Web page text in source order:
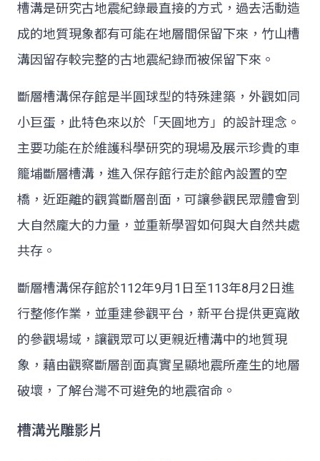
槽溝是研究古地震紀錄最直接的方式，過去活動造
成的地質現象都有可能在地層間保留下來，竹山槽
溝因留存較完整的古地震紀錄而被保留下來。
斷層槽溝保存館是半圓球型的特殊建築，外觀如同
小巨蛋，此特色來以於「天圓地方」的設計理念。
主要功能在於維護科學研究的現場及展示珍貴的車
籠埔斷層槽溝，進入保存館行走於館內設置的空
橋，近距離的觀賞斷層剖面，可讓參觀民眾體會到
大自然龐大的力量，並重新學習如何與大自然共處
共存。
斷層槽溝保存館於112年9月1日至113年8月2日進
行整修作業，並重建參觀平台，新平台提供更寬敞
的參觀場域，讓觀眾可以更親近槽溝中的地質現
象，藉由觀察斷層剖面真實呈顯地震所產生的地層
破壞，了解台灣不可避免的地震宿命。
槽溝光雕影片